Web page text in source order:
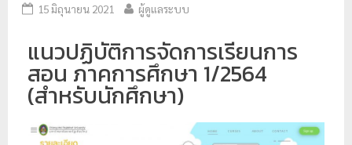
ม
ว
ล
15 มิถุนายน 2021 ผู้ดูแลระบบ
แนวปฏิบัติการจัดการเรียนการ
สอน ภาคการศึกษา 1/2564
(สำหรับนักศึกษา)